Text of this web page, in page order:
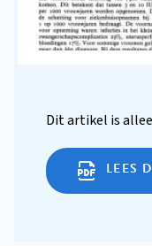
Dit artikel is
LEES